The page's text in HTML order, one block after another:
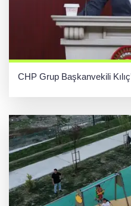
CHP Grup Başkanvekili